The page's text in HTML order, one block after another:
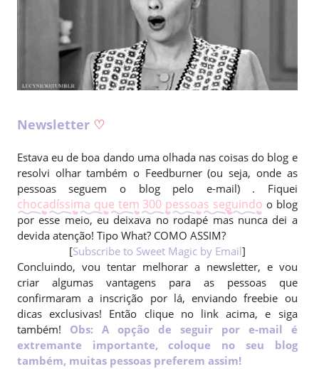
Newsletter ♡
Estava eu de boa dando uma olhada nas coisas do blog e
resolvi olhar também o Feedburner (ou seja, onde as
pessoas seguem o blog pelo e-mail) . Fiquei
chocadíssima que tem 300 pessoas seguindo o blog
por esse meio, eu deixava no rodapé mas nunca dei a
devida atenção! Tipo What? COMO ASSIM?
[Subscribe to Sweet Magic by Email]
Concluindo, vou tentar melhorar a newsletter, e vou
criar algumas vantagens para as pessoas que
confirmaram a inscrição por lá, enviando freebie ou
dicas exclusivas! Então clique no link acima, e siga
também! Obs: A opção de seguir por e-mail é
extremante importante, coloque no seu blog
também, muitas pessoas preferem assim!